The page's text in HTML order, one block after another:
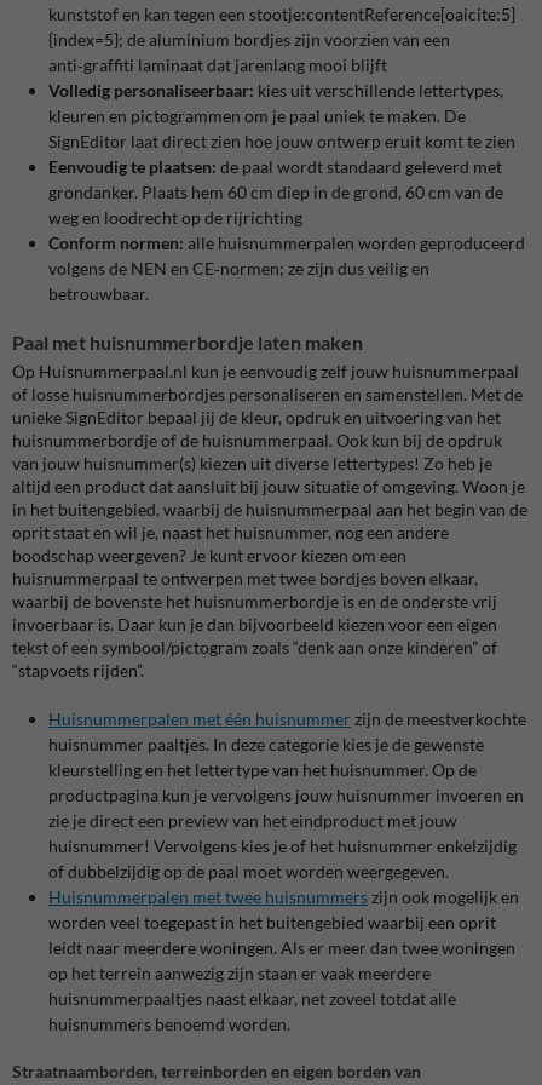
kunststof en kan tegen een stootje:contentReference[oaicite:5]
{index=5}; de aluminium bordjes zijn voorzien van een
anti‑graffiti laminaat dat jarenlang mooi blijft
Volledig personaliseerbaar: kies uit verschillende lettertypes,
kleuren en pictogrammen om je paal uniek te maken. De
SignEditor laat direct zien hoe jouw ontwerp eruit komt te zien
Eenvoudig te plaatsen: de paal wordt standaard geleverd met
grondanker. Plaats hem 60 cm diep in de grond, 60 cm van de
weg en loodrecht op de rijrichting
Conform normen: alle huisnummerpalen worden geproduceerd
volgens de NEN en CE‑normen; ze zijn dus veilig en
betrouwbaar.
Paal met huisnummerbordje laten maken
Op Huisnummerpaal.nl kun je eenvoudig zelf jouw huisnummerpaal
of losse huisnummerbordjes personaliseren en samenstellen. Met de
unieke SignEditor bepaal jij de kleur, opdruk en uitvoering van het
huisnummerbordje of de huisnummerpaal. Ook kun bij de opdruk
van jouw huisnummer(s) kiezen uit diverse lettertypes! Zo heb je
altijd een product dat aansluit bij jouw situatie of omgeving. Woon je
in het buitengebied, waarbij de huisnummerpaal aan het begin van de
oprit staat en wil je, naast het huisnummer, nog een andere
boodschap weergeven? Je kunt ervoor kiezen om een
huisnummerpaal te ontwerpen met twee bordjes boven elkaar,
waarbij de bovenste het huisnummerbordje is en de onderste vrij
invoerbaar is. Daar kun je dan bijvoorbeeld kiezen voor een eigen
tekst of een symbool/pictogram zoals “denk aan onze kinderen” of
“stapvoets rijden”.
Huisnummerpalen met één huisnummer zijn de meestverkochte
huisnummer paaltjes. In deze categorie kies je de gewenste
kleurstelling en het lettertype van het huisnummer. Op de
productpagina kun je vervolgens jouw huisnummer invoeren en
zie je direct een preview van het eindproduct met jouw
huisnummer! Vervolgens kies je of het huisnummer enkelzijdig
of dubbelzijdig op de paal moet worden weergegeven.
Huisnummerpalen met twee huisnummerszijn ook mogelijk en
worden veel toegepast in het buitengebied waarbij een oprit
leidt naar meerdere woningen. Als er meer dan twee woningen
op het terrein aanwezig zijn staan er vaak meerdere
huisnummerpaaltjes naast elkaar, net zoveel totdat alle
huisnummers benoemd worden.
Straatnaamborden, terreinborden en eigen borden van